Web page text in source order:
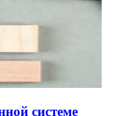
системе